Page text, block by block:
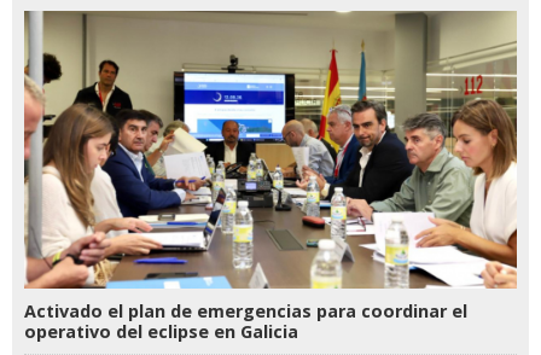
Activado el plan de emergencias para coordinar el
operativo del eclipse en Galicia